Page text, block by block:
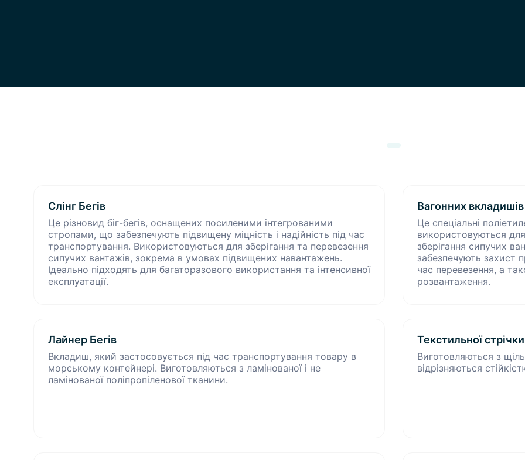
Слінг Бегів
Це різновид біг-бегів, оснащених посиленими інтегрованими
стропами, що забезпечують підвищену міцність і надійність під час
транспортування. Використовуються для зберігання та перевезення
сипучих вантажів, зокрема в умовах підвищених навантажень.
Ідеально підходять для багаторазового використання та інтенсивної
експлуатації.
Вагонних вкладишів
Це спеціальні
використовуються
зберігання сипучих
забезпечують захист
час перевезення, а
розвантаження.
Лайнер Бегів
Вкладиш, який застосовується під час транспортування товару в
морському контейнері. Виготовляються з ламінованої і не
ламінованої поліпропіленової тканини.
Текстильної стрічки
Виготовляються з
відрізняються